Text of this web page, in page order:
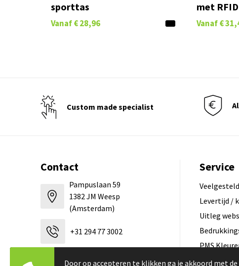
sporttas
Vanaf € 28,96
met
Vanaf€
Custom made specialist
Contact
Pampuslaan 59
1382 JM Weesp
(Amsterdam)
+31 294 77 3002
verkoop@tbtb.nl
Service
Levertijd /
Uitleg
PMS
Hoe logo
Door op accepteren te klikken ga je akkoord met de